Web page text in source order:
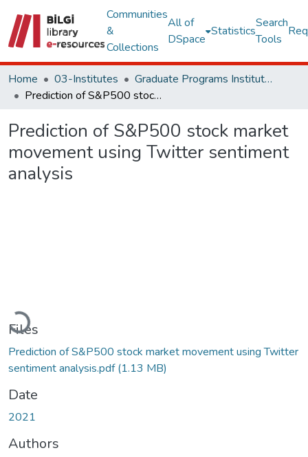
Communities
&
Collections
All of
DSpace
Statistics
Search
Tools
Home 03-Institutes
Graduate Programs Institute Thesis Collection
Prediction of S&P500 stock market movement using Twitter sentiment analysis
Prediction of S&P500 stock market
movement using Twitter sentiment
analysis
Loading...
Files
Prediction of S&P500 stock market movement using Twitter
sentiment analysis.pdf(1.13 MB)
Date
2021
Authors